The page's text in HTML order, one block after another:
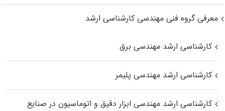
معرفی گروه فنی مهندسی کارشناسی ارشد
کارشناسی ارشد مهندسی برق
کارشناسی ارشد مهندسی پلیمر
کارشناسی ارشد مهندسی ابزار دقیق و اتوماسیون در صنایع